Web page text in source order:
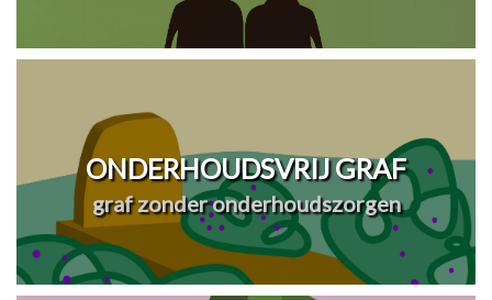
ONDERHOUDSVRIJ GRAF
graf zonder onderhoudszorgen